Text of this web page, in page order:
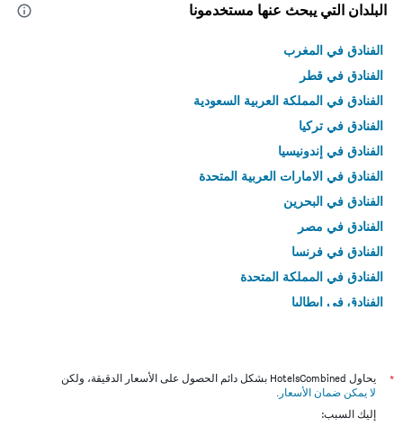
البلدان التي يبحث عنها مستخدمونا
الفنادق في المغرب
الفنادق في قطر
الفنادق في المملكة العربية السعودية
الفنادق في تركيا
الفنادق في إندونيسيا
الفنادق في الامارات العربية المتحدة
الفنادق في البحرين
الفنادق في مصر
الفنادق في فرنسا
الفنادق في المملكة المتحدة
الفنادق في إيطاليا
*
يحاول HotelsCombined بشكل دائم الحصول على الأسعار الدقيقة، ولكن
لا يمكن ضمان الأسعار .
إليك السبب: